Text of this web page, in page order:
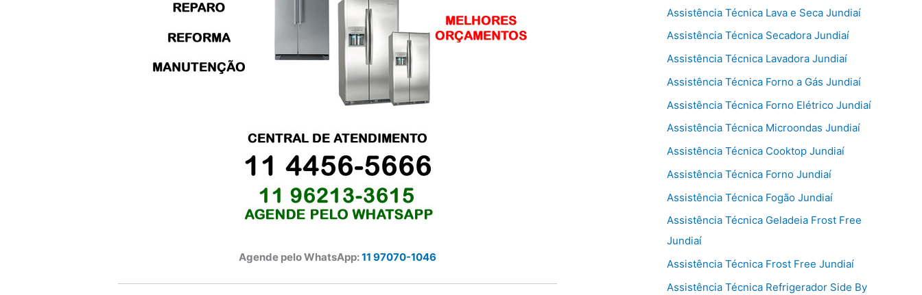
Agende pelo WhatsApp:11 97070-1046
Assistência Técnica Lava e Seca Jundiaí
Assistência Técnica Secadora Jundiaí
Assistência Técnica Lavadora Jundiaí
Assistência Técnica Forno a Gás Jundiaí
Assistência Técnica Forno Elétrico Jundiaí
Assistência Técnica Microondas Jundiaí
Assistência Técnica Cooktop Jundiaí
Assistência Técnica Forno Jundiaí
Assistência Técnica Fogão Jundiaí
Assistência Técnica Geladeia Frost Free
Jundiaí
Assistência Técnica Frost Free Jundiaí
Assistência Técnica Refrigerador Side By